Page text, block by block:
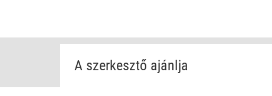
A szerkesztő ajánlja